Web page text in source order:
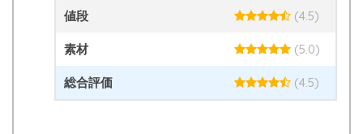
値段 (4.5)
素材 (5.0)
総合評価 (4.5)